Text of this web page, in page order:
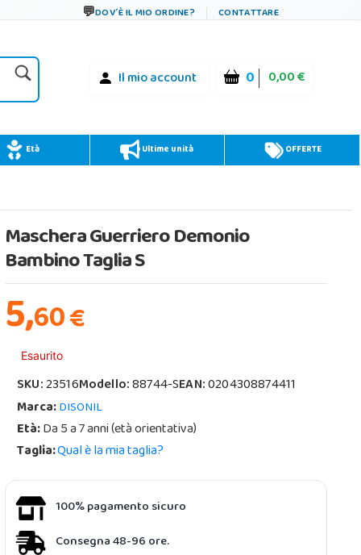
DOV´È IL MIO ORDINE? CONTATTARE
Il mio account 0 0,00 €
Età Ultime unità OFFERTE
Maschera Guerriero Demonio
Bambino Taglia S
5,60€
Esaurito
SKU:23516Modello:88744-SEAN:0204308874411
Marca:DISONIL
Età:Da 5 a 7 anni (età orientativa)
Taglia:Qual è la mia taglia?
100% pagamento sicuro
Consegna 48-96 ore.